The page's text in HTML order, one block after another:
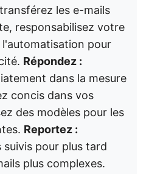
transférez les e-mails
responsabilisez votre
l'automatisation pour
Répondez :
dans la mesure
concis dans vos
des modèles pour les
Reportez :
pour plus tard
plus complexes.